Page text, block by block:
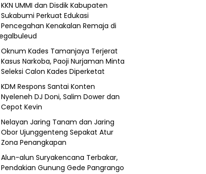
KKN UMMI dan Disdik Kabupaten
Sukabumi Perkuat Edukasi
Pencegahan Kenakalan Remaja di
Oknum Kades Tamanjaya Terjerat
Kasus Narkoba, Paoji Nurjaman Minta
Seleksi Calon Kades Diperketat
KDM Respons Santai Konten
Nyeleneh DJ Doni, Salim Dower dan
Cepot Kevin
Nelayan Jaring Tanam dan Jaring
Obor Ujunggenteng Sepakat Atur
Zona Penangkapan
Alun-alun Suryakencana Terbakar,
Pendakian Gunung Gede Pangrango